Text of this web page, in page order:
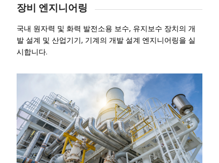
장비 엔지니어링
국내 원자력 및 화력 발전소용 보수, 유지보수 장치의 개
발 설계 및 산업기기, 기계의 개발 설계 엔지니어링을 실
시합니다.